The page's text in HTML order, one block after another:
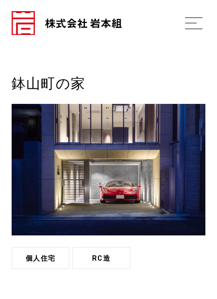
鉢山町の家
個人住宅 RC造